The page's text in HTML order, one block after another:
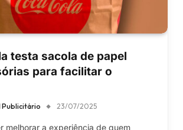
testa sacola de papel
para facilitar o
Publicitário 23/07/2025
melhorar a experiência de quem